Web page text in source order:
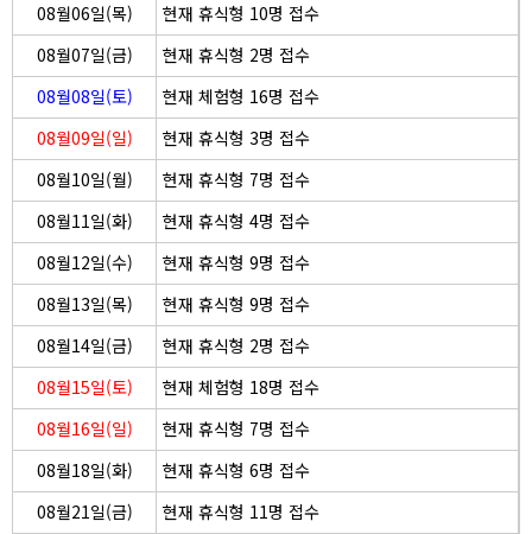
08월06일(목)
현재 휴식형 10명 접수
08월07일(금)
현재 휴식형 2명 접수
08월08일(토)
현재 체험형 16명 접수
08월09일(일)
현재 휴식형 3명 접수
08월10일(월)
현재 휴식형 7명 접수
08월11일(화)
현재 휴식형 4명 접수
08월12일(수)
현재 휴식형 9명 접수
08월13일(목)
현재 휴식형 9명 접수
08월14일(금)
현재 휴식형 2명 접수
08월15일(토)
현재 체험형 18명 접수
08월16일(일)
현재 휴식형 7명 접수
08월18일(화)
현재 휴식형 6명 접수
08월21일(금)
현재 휴식형 11명 접수